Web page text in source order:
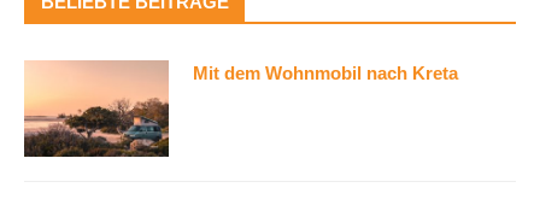
Mit dem Wohnmobil nach Kreta